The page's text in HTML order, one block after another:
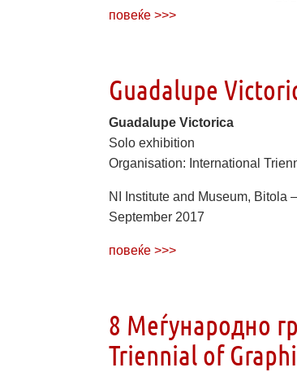
повеќе >>>
Guadalupe
Guadalupe Victorica
Solo exhibition
Organisation: International
NI Institute and Museum, Bitola
September 2017
повеќе >>>
8 Меѓународно
Triennial of